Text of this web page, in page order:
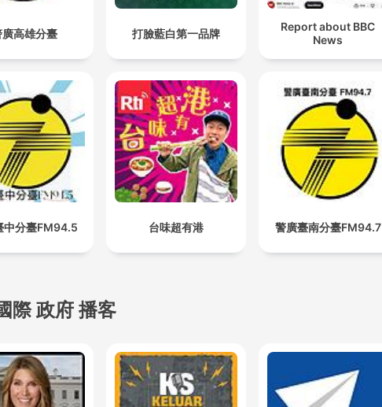
高雄分臺 打臉藍白第一品牌
Report about BBC
News
中分臺FM94.5 台味超有港 警廣臺南分臺FM94.7
際 政府 播客